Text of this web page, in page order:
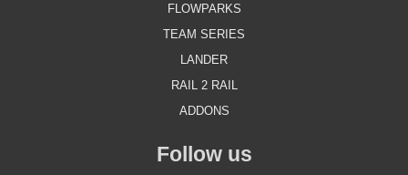
FLOWPARKS
TEAM SERIES
LANDER
RAIL 2 RAIL
ADDONS
Follow us